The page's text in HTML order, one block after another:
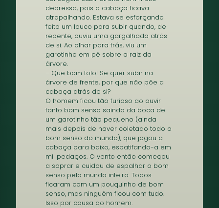
depressa, pois a cabaça ficava
atrapalhando. Estava se esforçando
feito um louco para subir quando, de
repente, ouviu uma gargalhada atrás
de si. Ao olhar para trás, viu um
garotinho em pé sobre a raiz da
árvore.
– Que bom tolo! Se quer subir na
árvore de frente, por que não põe a
cabaça atrás de si?
O homem ficou tão furioso ao ouvir
tanto bom senso saindo da boca de
um garotinho tão pequeno (ainda
mais depois de haver coletado todo o
bom senso do mundo), que jogou a
cabaça para baixo, espatifando-a em
mil pedaços. O vento então começou
a soprar e cuidou de espalhar o bom
senso pelo mundo inteiro. Todos
ficaram com um pouquinho de bom
senso, mas ninguém ficou com tudo.
Isso por causa do homem.